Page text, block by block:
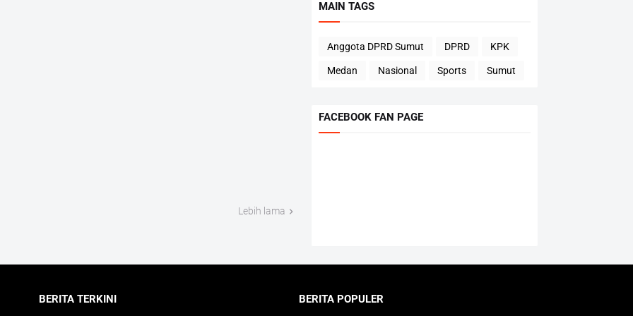
Lebih lama
MAIN TAGS
Anggota DPRD Sumut DPRD KPK
Medan Nasional Sports Sumut
FACEBOOK FAN PAGE
BERITA TERKINI BERITA POPULER